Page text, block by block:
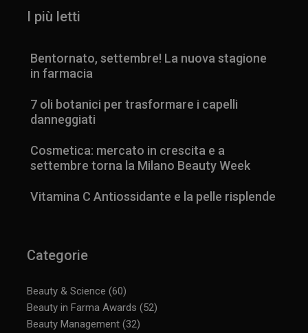
I più letti
Bentornato, settembre! La nuova stagione
in farmacia
7 oli botanici per trasformare i capelli
danneggiati
Cosmetica: mercato in crescita e a
settembre torna la Milano Beauty Week
Vitamina C Antiossidante e la pelle risplende
Categorie
Beauty & Science (60)
Beauty in Farma Awards (52)
Beauty Management (32)